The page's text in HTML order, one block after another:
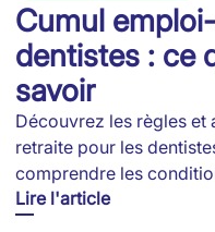
Cumul
dentistes : ce
savoir
Découvrez les règles et
retraite pour les
comprendre les
Lire l'article